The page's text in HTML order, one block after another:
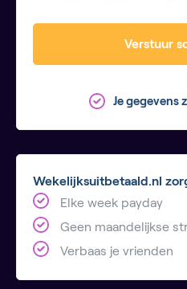
Verstuur
Je gegevens
Wekelijksuitbetaald.nl
Elke week payday
Geen maandelijkse
Verbaas je vrienden